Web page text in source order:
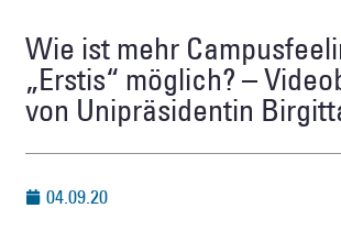
Wie ist mehr
„Erstis“ möglich? –
von Unipräsidentin
04.09.20